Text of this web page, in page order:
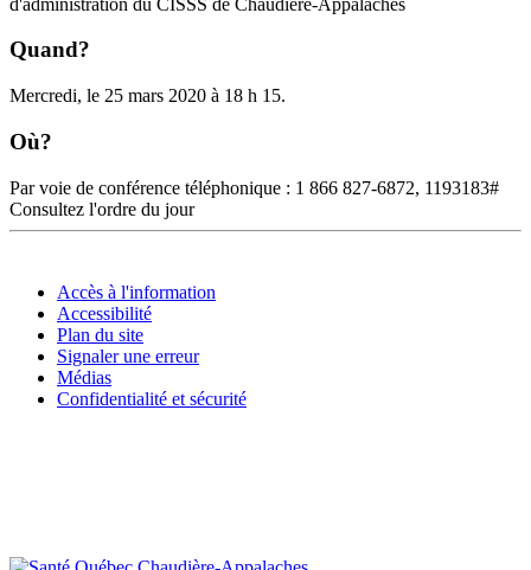
Quand?
Mercredi, le 25 mars 2020 à 18 h 15.
Où?
Par voie de conférence téléphonique : 1 866 827-6872, 1193183#
Consultez l'ordre du jour
Accès à l'information
Accessibilité
Plan du site
Signaler une erreur
Médias
Confidentialité et sécurité